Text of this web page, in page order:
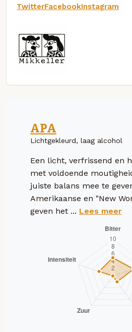
TwitterFacebookInstagram
APA
Lichtgekleurd, laag alcohol
Een licht, verfrissend en
met voldoende
juiste balans mee te
Amerikaanse en "New
geven het ... Lees meer